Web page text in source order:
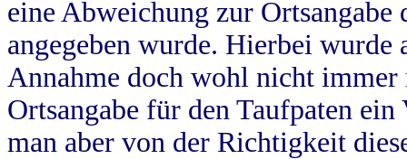
eine Abweichung zur
angegeben wurde. Hierbei wurde
Annahme doch wohl nicht
Ortsangabe für den Taufpaten
man aber von der Richtigkeit